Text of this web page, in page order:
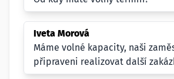
Iveta Morová
Máme volné kapacity, naši
připraveni realizovat další